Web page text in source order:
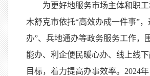
为更好地服务市场主体和职
木舒克市依托“高效办成一件事”，
办”、兵地通办等政务服务工作，
能办、利企便民暖心办、线上线
目标，着力提高办事效率。2024